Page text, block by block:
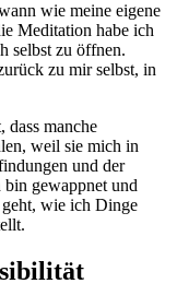
wie meine eigene
Meditation habe ich
selbst zu öffnen.
zu mir selbst, in
dass manche
weil sie mich in
und der
gewappnet und
geht, wie ich Dinge